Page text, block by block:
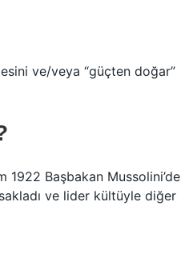
ve/veya “güçten doğar”
1922 Başbakan Mussolini’de
ve lider kültüyle diğer